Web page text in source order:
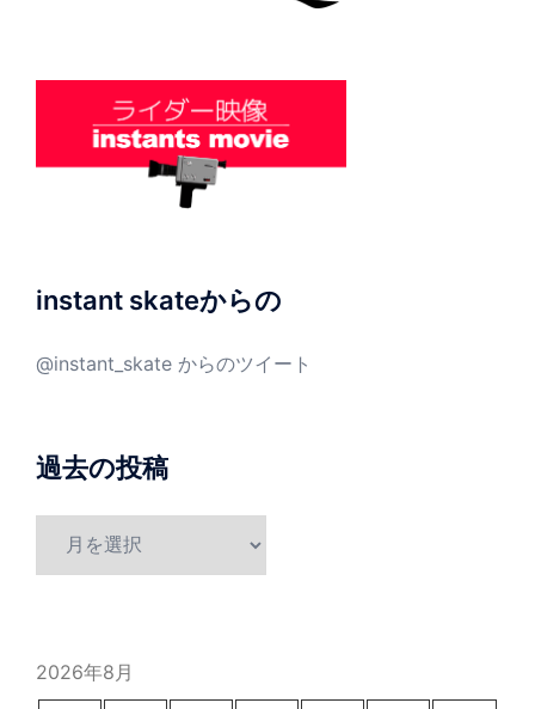
instant skateからの
@instant_skate からのツイート
過去の投稿
2026年8月